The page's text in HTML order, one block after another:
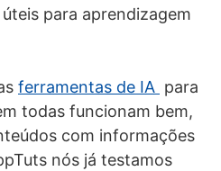
para aprendizagem
ferramentas de IA para
todas funcionam bem,
com informações
nós já testamos